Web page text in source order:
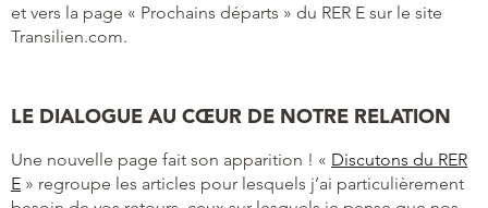
et vers la page « Prochains départs » du RER E sur le site
Transilien.com.
LE DIALOGUE AU CŒUR DE NOTRE RELATION
Une nouvelle page fait son apparition ! « Discutons du RER
E » regroupe les articles pour lesquels j’ai particulièrement